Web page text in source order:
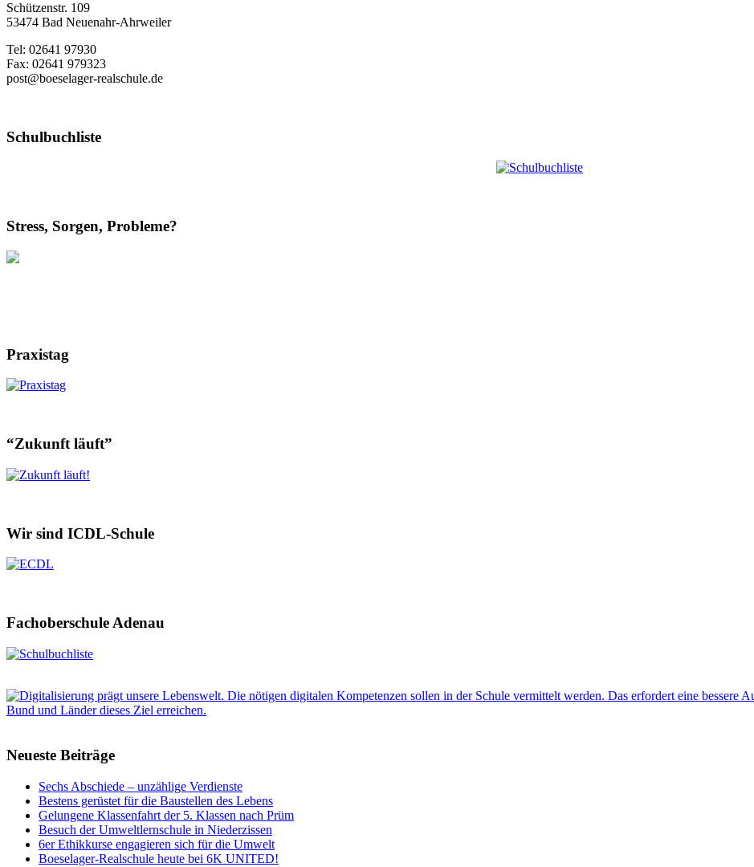
Schützenstr. 109
53474 Bad Neuenahr-Ahrweiler
Tel: 02641 97930
Fax: 02641 979323
post@boeselager-realschule.de
Schulbuchliste
Stress, Sorgen, Probleme?
Praxistag
“Zukunft läuft”
Wir sind ICDL-Schule
Fachoberschule Adenau
Neueste Beiträge
Sechs Abschiede – unzählige Verdienste
Bestens gerüstet für die Baustellen des Lebens
Gelungene Klassenfahrt der 5. Klassen nach Prüm
Besuch der Umweltlernschule in Niederzissen
6er Ethikkurse engagieren sich für die Umwelt
Boeselager-Realschule heute bei 6K UNITED!